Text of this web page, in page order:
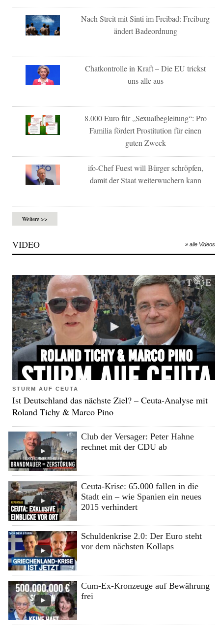
Nach Streit mit Sinti im Freibad: Freiburg
ändert Badeordnung
Chatkontrolle in Kraft – Die EU trickst
uns alle aus
8.000 Euro für „Sexualbegleitung“: Pro
Familia fördert Prostitution für einen
guten Zweck
ifo-Chef Fuest will Bürger schröpfen,
damit der Staat weiterwuchern kann
Weitere >>
VIDEO » alle Videos
STURM AUF CEUTA
Ist Deutschland das nächste Ziel? – Ceuta-Analyse mit
Roland Tichy & Marco Pino
Club der Versager: Peter Hahne
rechnet mit der CDU ab
Ceuta-Krise: 65.000 fallen in die
Stadt ein – wie Spanien ein neues
2015 verhindert
Schuldenkrise 2.0: Der Euro steht
vor dem nächsten Kollaps
Cum-Ex-Kronzeuge auf Bewährung
frei